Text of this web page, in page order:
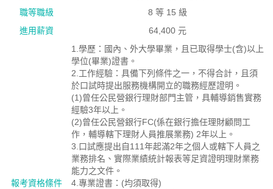
職等職級
8 等 15 級
進用薪資
64,400 元
報考資格絛件
1.學歷：國內、外大學畢業，且已取得學士(含)以上
學位(畢業)證書。
2.工作經驗：具備下列條件之一，不得合計，且須
於口試時提出服務機構開立的職務經歷證明。
(1)曾任公民營銀行理財部門主管，具輔導銷售實務
經驗3年以上。
(2)曾任公民營銀行FC(係在銀行擔任理財顧問工
作，輔導轄下理財人員推展業務) 2年以上。
3.口試應提出自111年起滿2年之個人或轄下人員之
業務排名、實際業績統計報表等足資證明理財業務
能力之文件。
4.專業證書：(均須取得)